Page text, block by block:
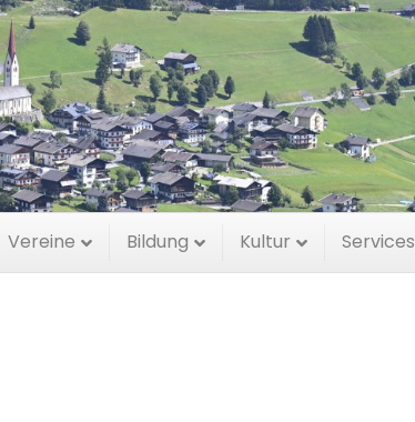
Vereine Bildung Kultur Services